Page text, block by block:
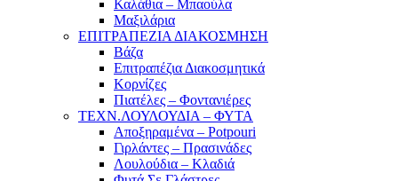
Καλάθια – Μπαούλα
Μαξιλάρια
ΕΠΙΤΡΑΠΕΖΙΑ ΔΙΑΚΟΣΜΗΣΗ
Βάζα
Επιτραπέζια Διακοσμητικά
Κορνίζες
Πιατέλες – Φοντανιέρες
ΤΕΧΝ.ΛΟΥΛΟΥΔΙΑ – ΦΥΤΑ
Αποξηραμένα – Potpouri
Γιρλάντες – Πρασινάδες
Λουλούδια – Κλαδιά